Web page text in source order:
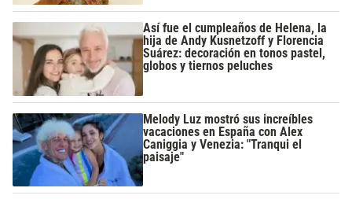
Así fue el cumpleaños de Helena, la
hija de Andy Kusnetzoff y Florencia
Suárez: decoración en tonos pastel,
globos y tiernos peluches
Melody Luz mostró sus increíbles
vacaciones en España con Alex
Caniggia y Venezia: "Tranqui el
paisaje"